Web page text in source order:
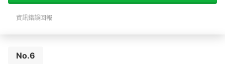
資訊錯誤回報
No.6